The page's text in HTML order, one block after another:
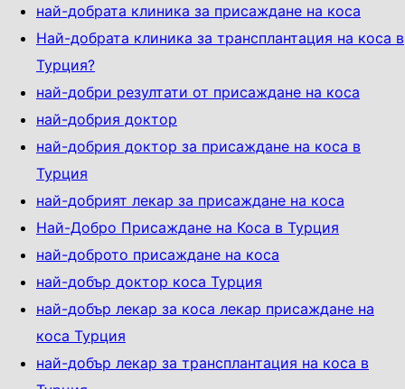
най-добрата клиника за присаждане на коса
Най-добрата клиника за трансплантация на коса в
Турция?
най-добри резултати от присаждане на коса
най-добрия доктор
най-добрия доктор за присаждане на коса в
Турция
най-добрият лекар за присаждане на коса
Най-Добро Присаждане на Коса в Турция
най-доброто присаждане на коса
най-добър доктор коса Турция
най-добър лекар за коса лекар присаждане на
коса Турция
най-добър лекар за трансплантация на коса в